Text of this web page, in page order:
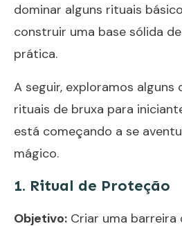
dominar alguns rituais
construir uma base sólida
prática.
A seguir, exploramos alguns
rituais de bruxa para
está começando a se
mágico.
1. Ritual de Proteção
Objetivo: Criar uma